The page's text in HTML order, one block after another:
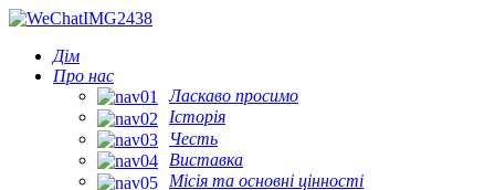
Дім
Про нас
Ласкаво просимо
Історія
Честь
Виставка
Місія та основні цінності